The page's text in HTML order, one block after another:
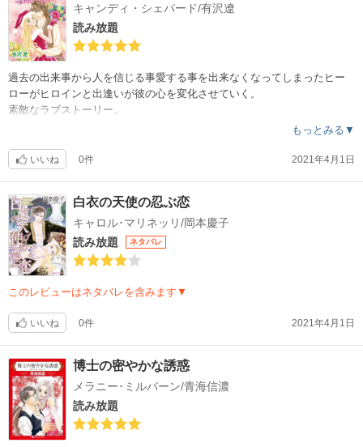
キャンディ・シェパード/有沢遼
読み放題
過去の出来事から人を信じる事愛する事を出来なくなってしまったヒー
ローがヒロインと出逢いが彼の心を変化させていく。
素敵なラブストーリー。
もっとみる▼
いいね 0件 2021年4月1日
白衣の天使の忍ぶ恋
キャロル･マリネッリ/岡本慶子
読み放題
ネタバレ
このレビューはネタバレを含みます▼
いいね 0件 2021年4月1日
博士の密やかな誘惑
メラニー･ミルバーン/青海信濃
読み放題